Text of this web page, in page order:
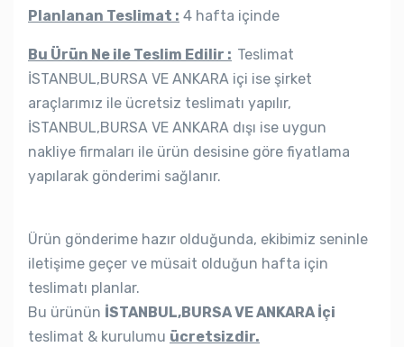
Planlanan Teslimat : 4 hafta içinde
Bu Ürün Ne ile Teslim Edilir : Teslimat
İSTANBUL,BURSA VE ANKARA içi ise şirket
araçlarımız ile ücretsiz teslimatı yapılır,
İSTANBUL,BURSA VE ANKARA dışı ise uygun
nakliye firmaları ile ürün desisine göre fiyatlama
yapılarak gönderimi sağlanır.
Ürün gönderime hazır olduğunda, ekibimiz seninle
iletişime geçer ve müsait olduğun hafta için
teslimatı planlar.
Bu ürünün İSTANBUL,BURSA VE ANKARA İçi
teslimat & kurulumu ücretsizdir.